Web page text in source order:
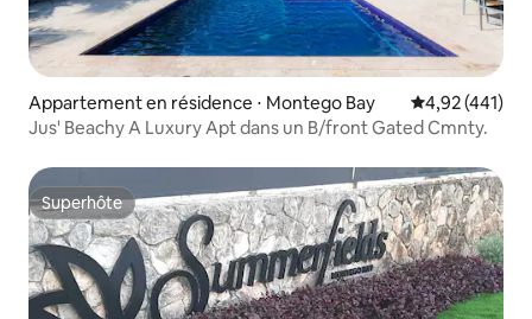
Appartement en résidence ⋅ Montego Bay Évaluation
4,92 (441)
Jus' Beachy A Luxury Apt dans un B/front Gated Cmnty.
Superhôte
Superhôte